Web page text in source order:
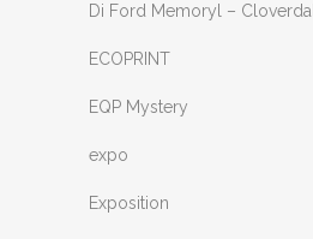
Di Ford Memoryl –
ECOPRINT
EQP Mystery
expo
Exposition